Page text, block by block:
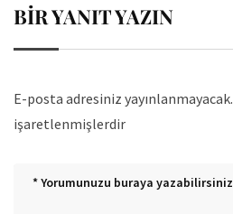
BIR YANIT YAZIN
E-posta adresiniz yayınlanmayacak.
işaretlenmişlerdir